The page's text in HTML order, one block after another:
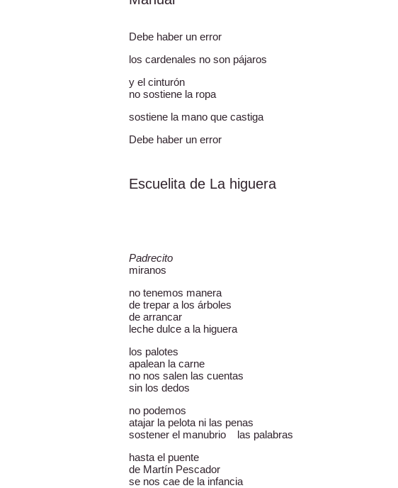
Debe haber un error
los cardenales no son pájaros
y el cinturón
no sostiene la ropa
sostiene la mano que castiga
Debe haber un error
Escuelita de La higuera
Padrecito
miranos
no tenemos manera
de trepar a los árboles
de arrancar
leche dulce a la higuera
los palotes
apalean la carne
no nos salen las cuentas
sin los dedos
no podemos
atajar la pelota ni las penas
sostener el manubrio las palabras
hasta el puente
de Martín Pescador
se nos cae de la infancia